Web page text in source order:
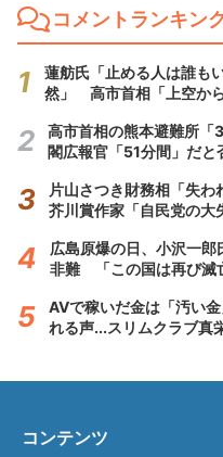
コメントランキン
蓮舫氏「止める人は誰も
然」 高市首相「上空か
高市首相の熊本避難所
閣広報官「51分間」だと
片山さつき財務相「失
芥川賞作家「自民党の大
広島原爆の日、小沢一郎
非難 「この国は再び滅
AVで稼いだ金は「汚い
れる声...スリムクラブ真
コンテンツ